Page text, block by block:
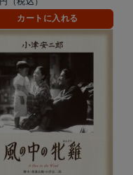
カートに入れる